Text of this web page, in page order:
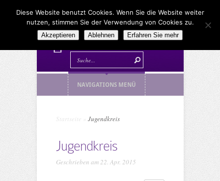
NAVIGATIONS MENÜ
Startseite Jugendkreis
Jugendkreis
Geschrieben am 22. Apr. 2015
Diese Website benutzt Cookies. Wenn Sie die Website weiter
nutzen, stimmen Sie der Verwendung von Cookies zu.
Akzeptieren Ablehnen Erfahren Sie mehr